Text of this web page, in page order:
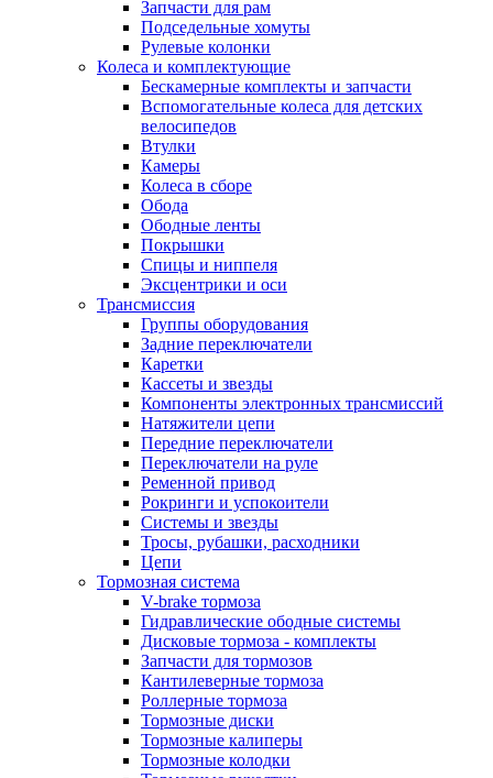
Запчасти для рам
Подседельные хомуты
Рулевые колонки
Колеса и комплектующие
Бескамерные комплекты и запчасти
Вспомогательные колеса для детских
велосипедов
Втулки
Камеры
Колеса в сборе
Обода
Ободные ленты
Покрышки
Спицы и ниппеля
Эксцентрики и оси
Трансмиссия
Группы оборудования
Задние переключатели
Каретки
Кассеты и звезды
Компоненты электронных трансмиссий
Натяжители цепи
Передние переключатели
Переключатели на руле
Ременной привод
Рокринги и успокоители
Системы и звезды
Тросы, рубашки, расходники
Цепи
Тормозная система
V-brake тормоза
Гидравлические ободные системы
Дисковые тормоза - комплекты
Запчасти для тормозов
Кантилеверные тормоза
Роллерные тормоза
Тормозные диски
Тормозные калиперы
Тормозные колодки